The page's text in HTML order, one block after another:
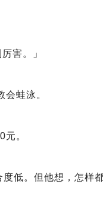
害。」
蛙泳。
。
低。但他想，怎样